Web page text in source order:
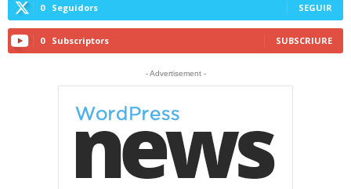
0 Seguidors SEGUIR
0 Subscriptors SUBSCRIURE
- Advertisement -